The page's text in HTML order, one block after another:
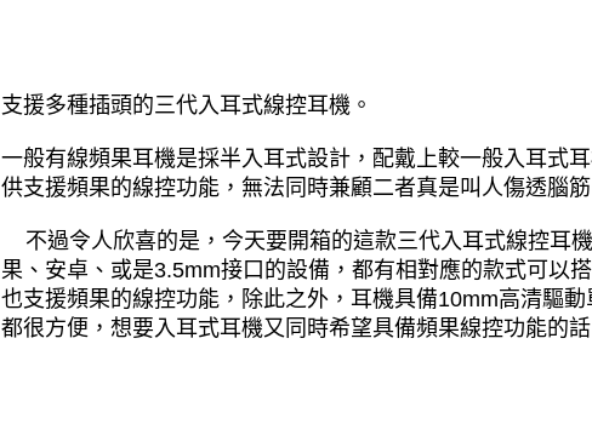
支援多種插頭的三代入耳式線控耳機。
一般有線頻果耳機是採半入耳式設計，配戴上較一般入耳式
供支援頻果的線控功能，無法同時兼顧二者真是叫人傷透腦
不過令人欣喜的是，今天要開箱的這款三代入耳式線控耳
果、安卓、或是3.5mm接口的設備，都有相對應的款式可以
也支援頻果的線控功能，除此之外，耳機具備10mm高清驅
都很方便，想要入耳式耳機又同時希望具備頻果線控功能的